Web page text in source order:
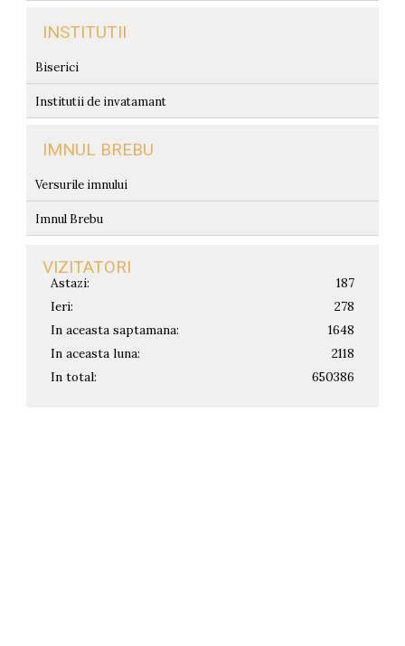
INSTITUTII
Biserici
Institutii de invatamant
IMNUL BREBU
Versurile imnului
Imnul Brebu
VIZITATORI
Astazi:
187
Ieri:
278
In aceasta saptamana:
1648
In aceasta luna:
2118
In total:
650386